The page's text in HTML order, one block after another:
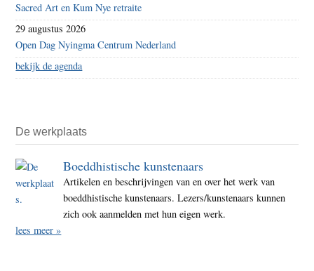
Sacred Art en Kum Nye retraite
29 augustus 2026
Open Dag Nyingma Centrum Nederland
bekijk de agenda
De werkplaats
Boeddhistische kunstenaars
Artikelen en beschrijvingen van en over het werk van
boeddhistische kunstenaars. Lezers/kunstenaars kunnen
zich ook aanmelden met hun eigen werk.
lees meer »